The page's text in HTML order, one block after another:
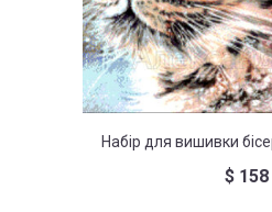
Набір для вишивки
$ 158